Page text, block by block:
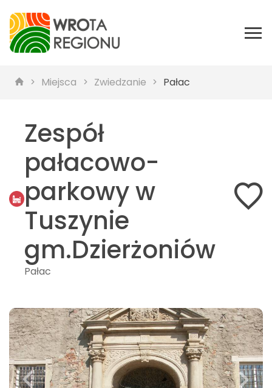
Miejsca Zwiedzanie Pałac
Zespół
pałacowo-
parkowy w
Tuszynie
gm.Dzierżoniów
Pałac